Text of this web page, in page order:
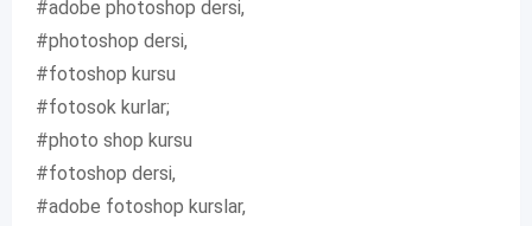
#adobe photoshop dersi,
#photoshop dersi,
#fotoshop kursu
#fotosok kurlar;
#photo shop kursu
#fotoshop dersi,
#adobe fotoshop kurslar,